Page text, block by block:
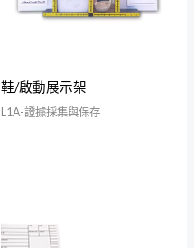
鞋/啟動展示架
L1A-證據採集與保存